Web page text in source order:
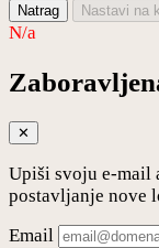
Natrag Nastavi na
N/a
✕
Upiši svoju e-mail
postavljanje nove
Email